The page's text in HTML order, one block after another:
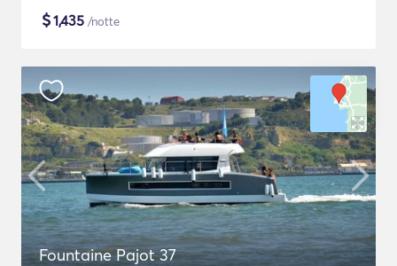
$1,435 /notte
Fountaine Pajot 37